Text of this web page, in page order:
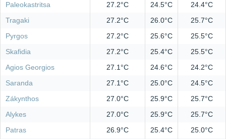
Paleokastritsa
27.2°C 24.5°C
24.4°C
Tragaki
27.2°C 26.0°C
25.7°C
Pyrgos
27.2°C 25.6°C
25.5°C
Skafidia
27.2°C 25.4°C
25.5°C
Agios Georgios
27.1°C 24.6°C
24.2°C
Saranda
27.1°C 25.0°C
24.5°C
Zákynthos
27.0°C 25.9°C
25.7°C
Alykes
27.0°C 25.9°C
25.7°C
Patras
26.9°C 25.4°C
25.0°C